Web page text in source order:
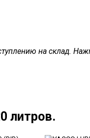
на склад.
литров.